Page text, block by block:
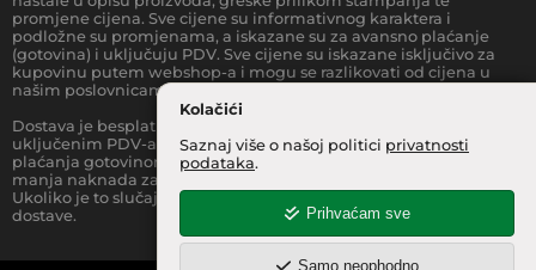
Kolačići
Saznaj više o našoj politici privatnosti
podataka.
Prihvaćam sve
Samo neophodno
promjene cijena. Sve cijene su informativnog karaktera i
podložne su promjenama, a iskazane su za avansno plaćanje
(gotovina) i uključuju PDV. Sve cijene su iskazane isključivo za
kupovinu putem webshop-a i mogu se razlikovati od cijena u
našim poslovnicama.
Dostava je besplatna za sve narudžbe iznad
uključenim PDV-a) za Zonu 1 (cijela RH, osim otoka).Prilikom
plaćanja gotovinom pri dostavi robe na kućnu adresu, moguća je
manja naknada za rad sa gotovinom na strani dostavne službe.
Ukoliko je to slučaj, to je jasno označeno pri samom iznosu
dostave.